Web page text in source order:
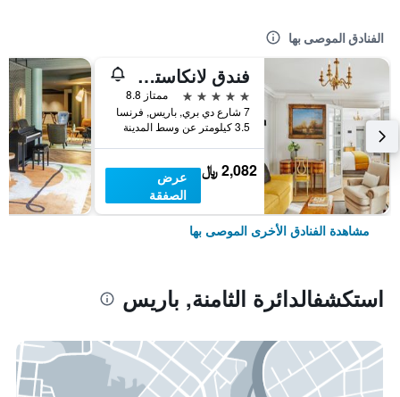
الفنادق الموصى بها
فندق لانكاستر باريس شانزليزيه
5 نجوم
ممتاز 8.8
7 شارع دي بري, باريس, فرنسا
3.5 كيلومتر عن وسط المدينة
2,082 ﷼
عرض
الصفقة
مشاهدة الفنادق الأخرى الموصى بها
استكشفالدائرة الثامنة, باريس